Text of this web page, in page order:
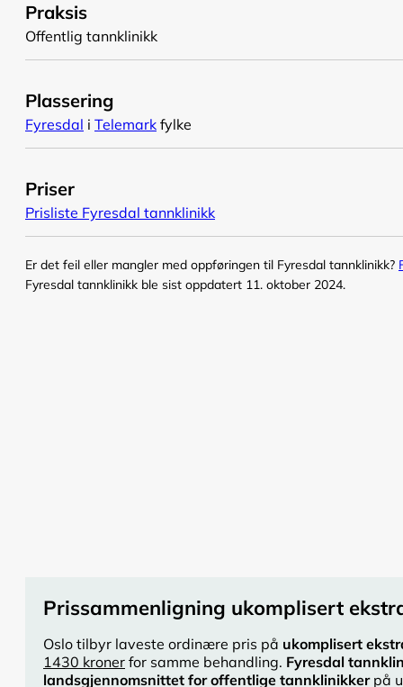
Praksis
Offentlig tannklinikk
Plassering
Fyresdal i Telemark fylke
Priser
Prisliste Fyresdal tannklinikk
Er det feil eller mangler med oppføringen til Fyresdal tannklinikk?
Fyresdal tannklinikk ble sist oppdatert 11. oktober 2024.
Prissammenligning ukomplisert
Oslo tilbyr laveste ordinære pris på ukomplisert
1430 kroner for samme behandling. Fyresdal
landsgjennomsnittet for offentlige tannklinikkerpå